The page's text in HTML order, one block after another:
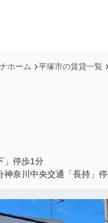
ホーム 平塚市の賃貸一覧
」停歩1分
奈川中央交通「長持」